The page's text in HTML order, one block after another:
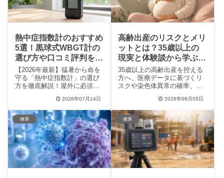
熱中症指数計のおすすめ
5選！黒球式WBGT計の
選び方や口コミ評判を徹
底比較
【2026年最新】猛暑から命を
守る「熱中症指数計」の選び
方を徹底解説！屋外に必須な
りん坊・タニタ・シンワ測定
などの人気5選、実際のユーザ
ー口コミを詳しく紹介しま
す。客観的なWBGT（暑さ指
数）測定で、大切な家族や現
場の安全を守る最適な一台が
見つかります。
2026年07月14日
高齢出産のリスクとメリ
ットとは？35歳以上の
現実と体験談から学ぶ5
つの備え
35歳以上の高齢出産を控える
方へ、医療データに基づくリ
スクや染色体異常の確率、先
的・経済的メリットやママ友
付き合いのコツも紹介しま
す。リスクを正しく理解し、
安心して最善の選択をするた
めの具体的なヒントが満載で
す。
2026年08月05日
健康 健康